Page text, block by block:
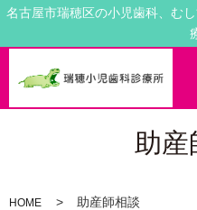
名古屋市瑞穂区の小児歯科、む
助産
HOME 助産師相談